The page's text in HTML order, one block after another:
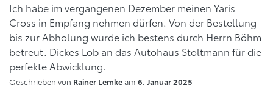
Ich habe im vergangenen Dezember meinen Yaris
Cross in Empfang nehmen dürfen. Von der Bestellung
bis zur Abholung wurde ich bestens durch Herrn Böhm
betreut. Dickes Lob an das Autohaus Stoltmann für die
perfekte Abwicklung.
Geschrieben von Rainer Lemkeam 6. Januar 2025